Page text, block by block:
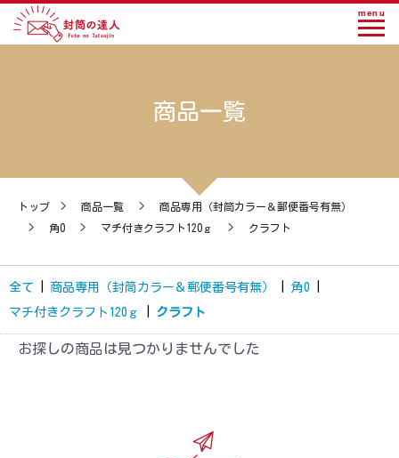
menu
商品一覧
トップ > 商品一覧 >
商品専用（封筒カラー＆郵便番号有無）
>
角0 > マチ付きクラフト120ｇ > クラフト
全て 商品専用（封筒カラー＆郵便番号有無） 角0
マチ付きクラフト120ｇ
クラフト
お探しの商品は見つかりませんでした